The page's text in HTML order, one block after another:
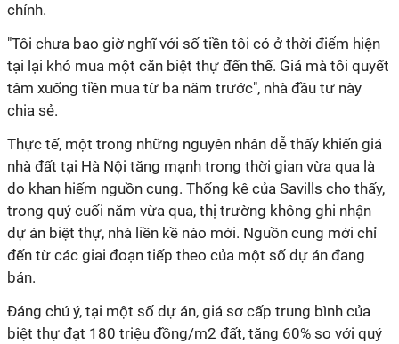
chính.
"Tôi chưa bao giờ nghĩ với số tiền tôi có ở thời điểm hiện
tại lại khó mua một căn biệt thự đến thế. Giá mà tôi quyết
tâm xuống tiền mua từ ba năm trước", nhà đầu tư này
chia sẻ.
Thực tế, một trong những nguyên nhân dễ thấy khiến giá
nhà đất tại Hà Nội tăng mạnh trong thời gian vừa qua là
do khan hiếm nguồn cung. Thống kê của Savills cho thấy,
trong quý cuối năm vừa qua, thị trường không ghi nhận
dự án biệt thự, nhà liền kề nào mới. Nguồn cung mới chỉ
đến từ các giai đoạn tiếp theo của một số dự án đang
bán.
Đáng chú ý, tại một số dự án, giá sơ cấp trung bình của
biệt thự đạt 180 triệu đồng/m2 đất, tăng 60% so với quý